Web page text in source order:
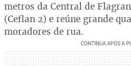
metros da Central de
(Ceflan 2) e reúne grande
moradores de rua.